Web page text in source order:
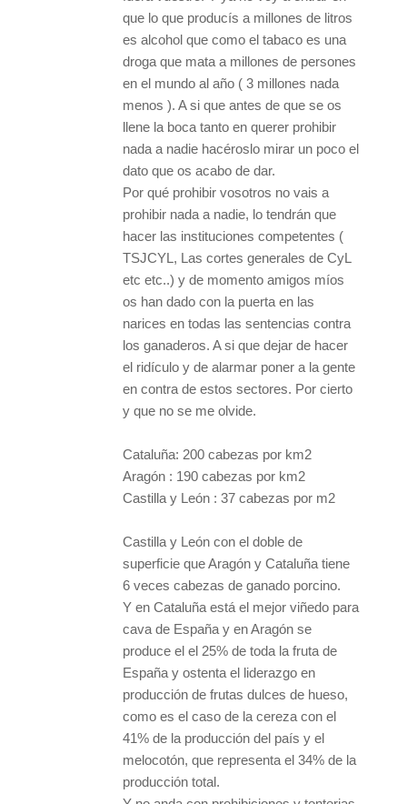
que lo que producís a millones de litros
es alcohol que como el tabaco es una
droga que mata a millones de persones
en el mundo al año ( 3 millones nada
menos ). A si que antes de que se os
llene la boca tanto en querer prohibir
nada a nadie hacéroslo mirar un poco el
dato que os acabo de dar.
Por qué prohibir vosotros no vais a
prohibir nada a nadie, lo tendrán que
hacer las instituciones competentes (
TSJCYL, Las cortes generales de CyL
etc etc..) y de momento amigos míos
os han dado con la puerta en las
narices en todas las sentencias contra
los ganaderos. A si que dejar de hacer
el ridículo y de alarmar poner a la gente
en contra de estos sectores. Por cierto
y que no se me olvide.
Cataluña: 200 cabezas por km2
Aragón : 190 cabezas por km2
Castilla y León : 37 cabezas por m2
Castilla y León con el doble de
superficie que Aragón y Cataluña tiene
6 veces cabezas de ganado porcino.
Y en Cataluña está el mejor viñedo para
cava de España y en Aragón se
produce el el 25% de toda la fruta de
España y ostenta el liderazgo en
producción de frutas dulces de hueso,
como es el caso de la cereza con el
41% de la producción del país y el
melocotón, que representa el 34% de la
producción total.